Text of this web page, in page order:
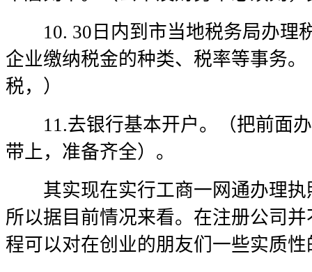
10. 30日内到市当地税务局办理
企业缴纳税金的种类、税率等事务
税，）
11.去银行基本开户。（把前面办
带上，准备齐全）。
其实现在实行工商一网通办理执
所以据目前情况来看。在注册公司
程可以对在创业的朋友们一些实质性